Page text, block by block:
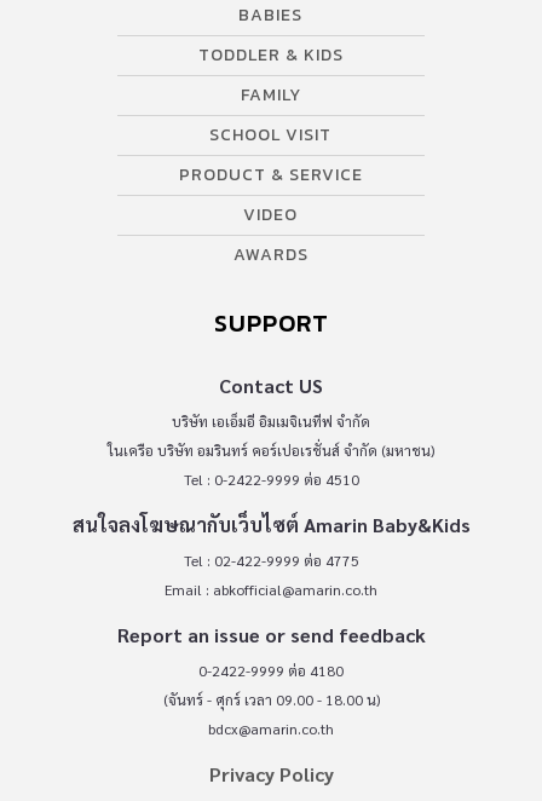
BABIES
TODDLER & KIDS
FAMILY
SCHOOL VISIT
PRODUCT & SERVICE
VIDEO
AWARDS
SUPPORT
Contact US
บริษัท เอเอ็มอี อิมเมจิเนทีฟ จำกัด
ในเครือ บริษัท อมรินทร์ คอร์เปอเรชั่นส์ จำกัด (มหาชน)
Tel : 0-2422-9999 ต่อ 4510
สนใจลงโฆษณากับเว็บไซต์ Amarin Baby&Kids
Tel : 02-422-9999 ต่อ 4775
Email : abkofficial@amarin.co.th
Report an issue or send feedback
0-2422-9999 ต่อ 4180
(จันทร์ - ศุกร์ เวลา 09.00 - 18.00 น)
bdcx@amarin.co.th
Privacy Policy